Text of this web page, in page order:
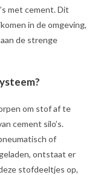
met cement. Dit
in de omgeving,
de strenge
om stof af te
cement silo’s.
of
ontstaat er
stofdeeltjes op,